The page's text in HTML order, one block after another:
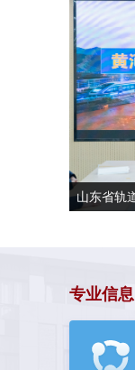
山东省轨道交通学会副秘书长韩金到我校作专题讲座
专业信息